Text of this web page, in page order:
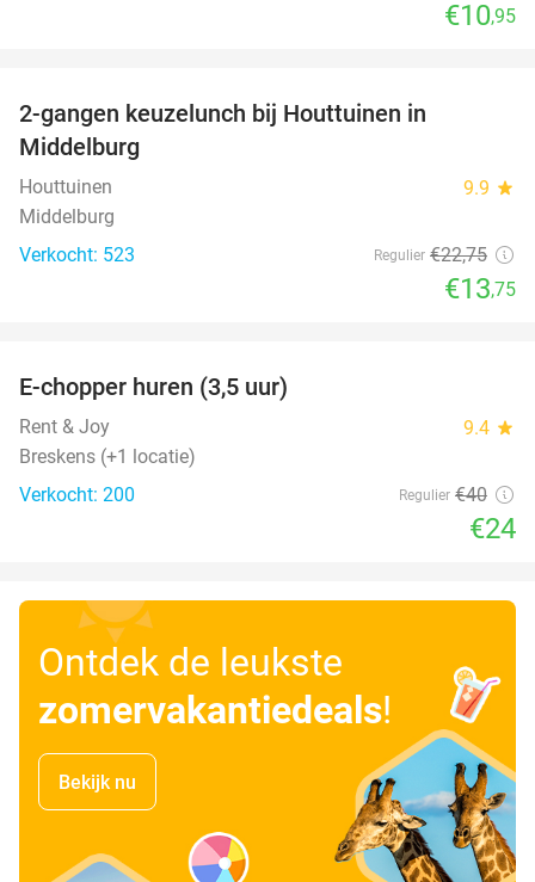
€10,95
2-gangen keuzelunch bij Houttuinen in
Middelburg
Houttuinen 9.9 star
Middelburg
Verkocht: 523
Regulier €22,75
€13,75
E-chopper huren (3,5 uur)
Rent & Joy 9.4 star
Breskens (+1 locatie)
Verkocht: 200
Regulier €40
€24
Ontdek de leukste
zomervakantiedeals!
Bekijk nu